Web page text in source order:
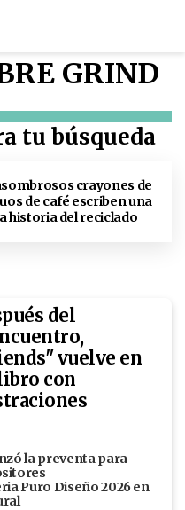
GRIND
tu búsqueda
crayones de
de café escriben una
historia del reciclado
del
vuelve en
con
la preventa para
Puro Diseño 2026 en